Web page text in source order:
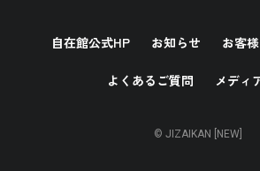
自在館公式HP お知らせ お客
よくあるご質問 メディ
© JIZAIKAN [NEW]